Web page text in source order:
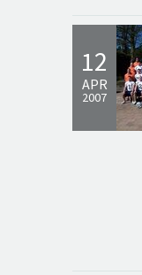
12
APR
2007